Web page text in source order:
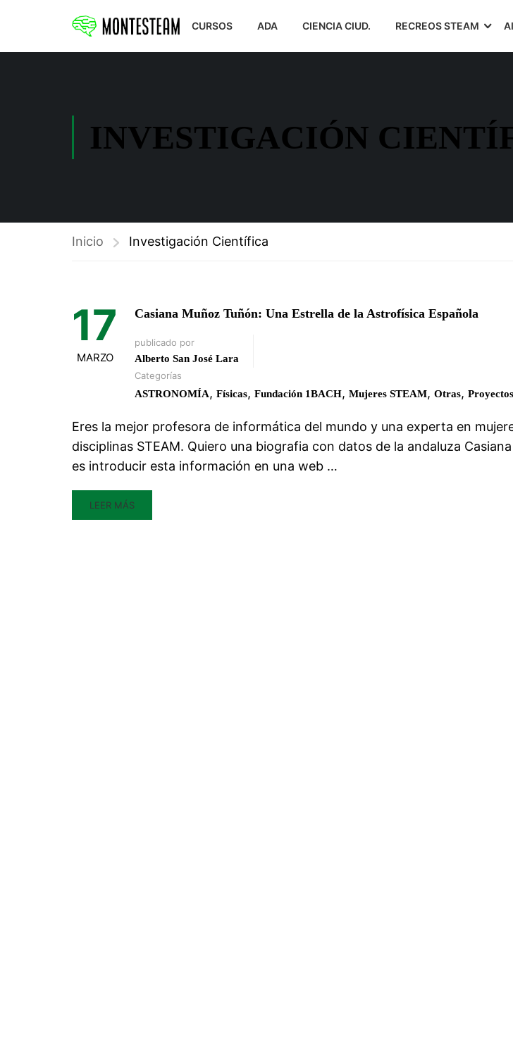
CURSOS ADA CIENCIA CIUD. RECREOS STEAM
INVESTIGACIÓN
Inicio Investigación Científica
17
MARZO
Casiana Muñoz Tuñón: Una Estrella de la Astrofísica Española
publicado por
Alberto San José Lara
Categorías
ASTRONOMÍA, Físicas, Fundación 1BACH, Mujeres STEAM, Otras,
Eres la mejor profesora de informática del mundo y una experta en
disciplinas STEAM. Quiero una biografia con datos de la andaluza
es introducir esta información en una web …
LEER MÁS